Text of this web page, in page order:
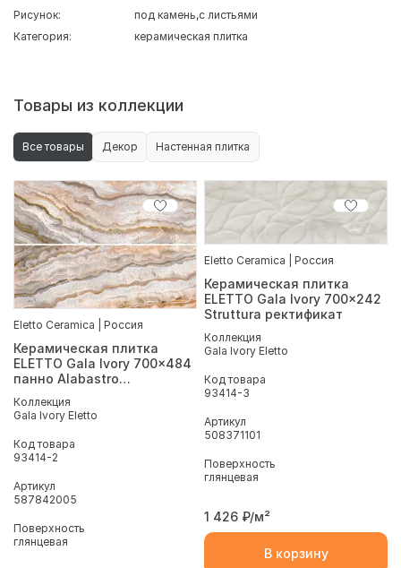
Рисунок:
под камень с листьями
Категория:
керамическая плитка
Товары из коллекции
Все товары Декор Настенная плитка
Eletto Ceramica | Россия
Керамическая плитка
ELETTO Gala Ivory 700x484
панно Alabastro
Коллекция
Gala Ivory Eletto
Код товара
93414-2
Артикул
587842005
Поверхность
глянцевая
Eletto Ceramica | Россия
Керамическая плитка
ELETTO Gala Ivory 700x242
Struttura ректификат
Коллекция
Gala Ivory Eletto
Код товара
93414-3
Артикул
508371101
Поверхность
глянцевая
1 426 ₽/м²
В корзину